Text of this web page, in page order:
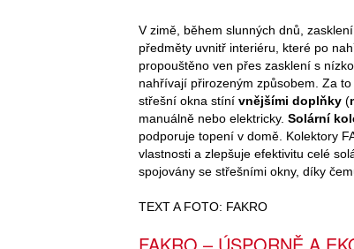
V zimě, během slunných dnů,
předměty uvnitř interiéru, které po
propouštěno ven přes zasklení s
nahřívají přirozeným způsobem. Za
střešní okna stíní vnějšími doplňky (
manuálně nebo elektricky. Solární
podporuje topení v domě. Kolektory
vlastnosti a zlepšuje efektivitu celé
spojovány se střešními okny, díky
TEXT A FOTO: FAKRO
FAKRO – ÚSPORNĚ A